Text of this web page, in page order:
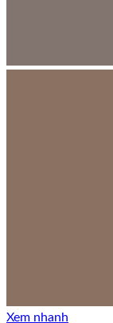
Xem nhanh